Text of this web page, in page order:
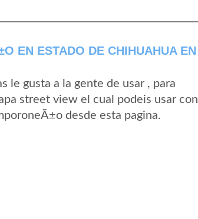
EN ESTADO DE CHIHUAHUA EN
le gusta a la gente de usar , para
street view el cual podeis usar con
desde esta pagina.